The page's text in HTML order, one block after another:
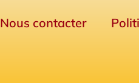
Nous contacter